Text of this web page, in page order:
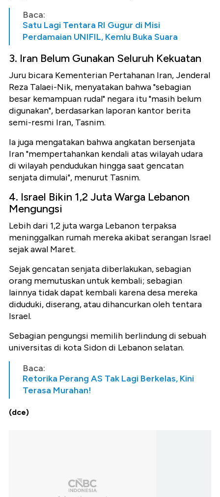
Baca:
Satu Lagi Tentara RI Gugur di Misi
Perdamaian UNIFIL, Kemlu Buka Suara
3. Iran Belum Gunakan Seluruh Kekuatan
Juru bicara Kementerian Pertahanan Iran, Jenderal
Reza Talaei-Nik, menyatakan bahwa "sebagian
besar kemampuan rudal" negara itu "masih belum
digunakan", berdasarkan laporan kantor berita
semi-resmi Iran, Tasnim.
Ia juga mengatakan bahwa angkatan bersenjata
Iran "mempertahankan kendali atas wilayah udara
di wilayah pendudukan hingga saat gencatan
senjata dimulai", menurut Tasnim.
4. Israel Bikin 1,2 Juta Warga Lebanon
Mengungsi
Lebih dari 1,2 juta warga Lebanon terpaksa
meninggalkan rumah mereka akibat serangan Israel
sejak awal Maret.
Sejak gencatan senjata diberlakukan, sebagian
orang memutuskan untuk kembali; sebagian
lainnya tidak dapat kembali karena desa mereka
diduduki, diserang, atau dihancurkan oleh tentara
Israel.
Sebagian pengungsi memilih berlindung di sebuah
universitas di kota Sidon di Lebanon selatan.
Baca:
Retorika Perang AS Tak Lagi Berkelas, Kini
Terasa Murahan!
(dce)